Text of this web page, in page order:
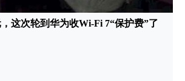
这次轮到华为收Wi-Fi 7“保护费”了